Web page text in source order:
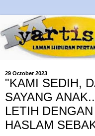
29 October 2023
"KAMI SEDIH,
SAYANG
LETIH
HASLAM